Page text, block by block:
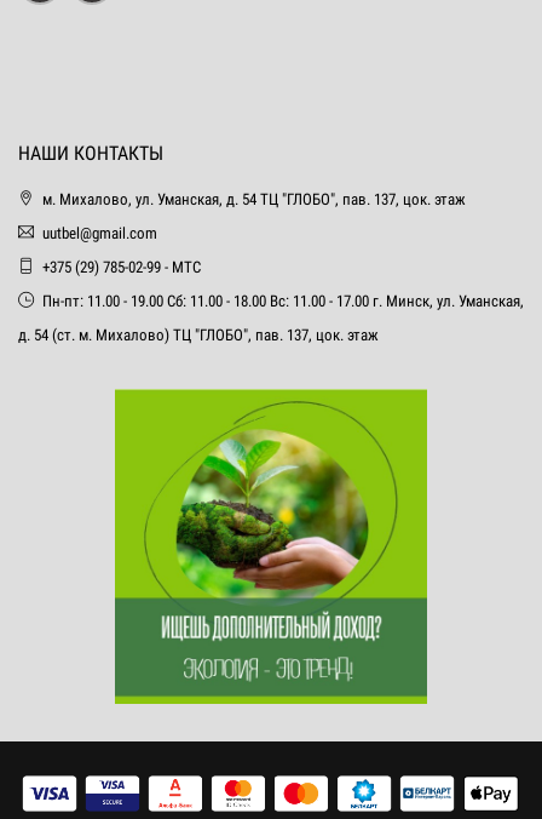
НАШИ КОНТАКТЫ
м. Михалово, ул. Уманская, д. 54 ТЦ "ГЛОБО", пав. 137, цок. этаж
uutbel@gmail.com
+375 (29) 785-02-99 - МТС
Пн-пт: 11.00 - 19.00 Сб: 11.00 - 18.00 Вс: 11.00 - 17.00 г. Минск, ул. Уманская,
д. 54 (ст. м. Михалово) ТЦ "ГЛОБО", пав. 137, цок. этаж